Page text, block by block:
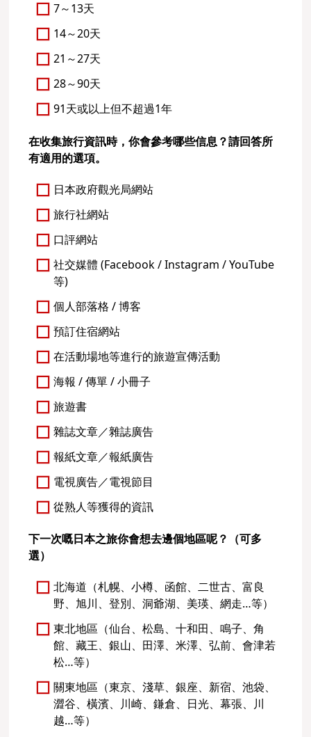
7～13天
14～20天
21～27天
28～90天
91天或以上但不超過1年
在收集旅行資訊時，你會參考哪些信息？請回答所
有適用的選項。
日本政府觀光局網站
旅行社網站
口評網站
社交媒體 (Facebook / Instagram / YouTube
等)
個人部落格 / 博客
預訂住宿網站
在活動場地等進行的旅遊宣傳活動
海報 / 傳單 / 小冊子
旅遊書
雜誌文章／雜誌廣告
報紙文章／報紙廣告
電視廣告／電視節目
從熟人等獲得的資訊
下一次嘅日本之旅你會想去邊個地區呢？（可多
選）
北海道（札幌、小樽、函館、二世古、富良
野、旭川、登別、洞爺湖、美瑛、網走…等）
東北地區（仙台、松島、十和田、鳴子、角
館、藏王、銀山、田澤、米澤、弘前、會津若
松…等）
關東地區（東京、淺草、銀座、新宿、池袋、
澀谷、橫濱、川崎、鎌倉、日光、幕張、川
越…等）